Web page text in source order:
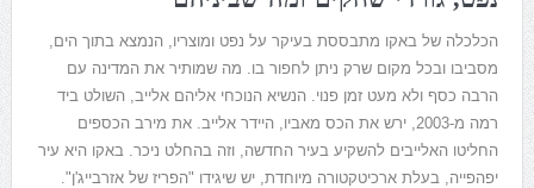
הכלכלה של באקו מתבססת בעיקר על נפט ומוצריו, הנמצא בתוך הים,
מסביבו ובכל מקום שרק ניתן לחפור בו. מה שמותיר את המדינה עם
הרבה כסף ולא מעט זמן פנוי. הנשיא הנוכחי אליהם אלייב, השולט ביד
רמה מ-2003, ירש את הכס מאביו, היידר אלייב. את מירב הכספים
החליטו האלייבים להשקיע בעיר החדשה, וזה בהחלט ניכר. באקו היא עיר
יפהפייה, בעלת ארכיטקטורה מיוחדת, יש שיגידו "הפריז של אזרבייג'ן".